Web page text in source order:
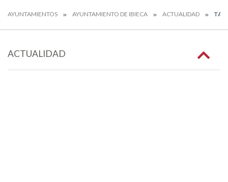
AYUNTAMIENTOS AYUNTAMIENTO DE IBIECA ACTUALIDAD
ACTUALIDAD